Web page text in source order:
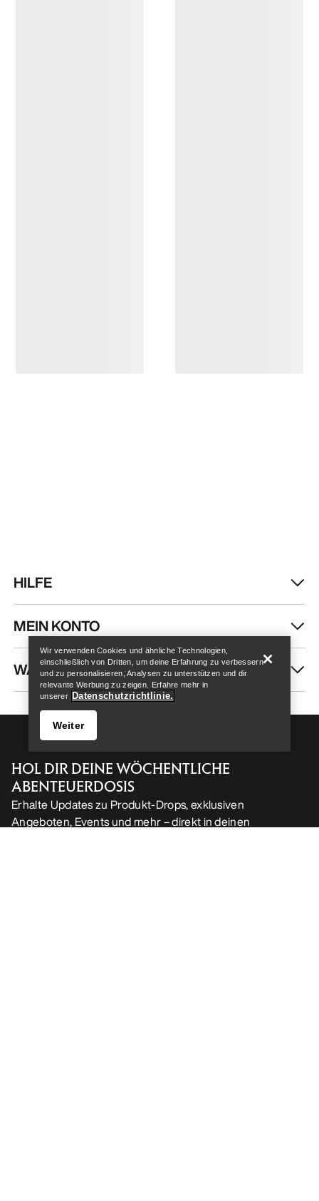
Help
Help
HILFE
MEIN KONTO
WASCHEN & REPARATUR
HOL DIR DEINE WÖCHENTLICHE
ABENTEUERDOSIS
Erhalte Updates zu Produkt-Drops, exklusiven
Angeboten, Events und mehr – direkt in deinen
Wir verwenden Cookies und ähnliche Technologien,
einschließlich von Dritten, um deine Erfahrung zu verbessern
und zu personalisieren, Analysen zu unterstützen und dir
relevante Werbung zu zeigen. Erfahre mehr in
unserer Datenschutzrichtlinie.
Weiter